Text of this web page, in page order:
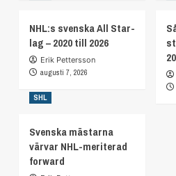
NHL:s svenska All Star-
lag – 2020 till 2026
Erik Pettersson
augusti 7, 2026
SHL
Svenska mästarna
värvar NHL-meriterad
forward